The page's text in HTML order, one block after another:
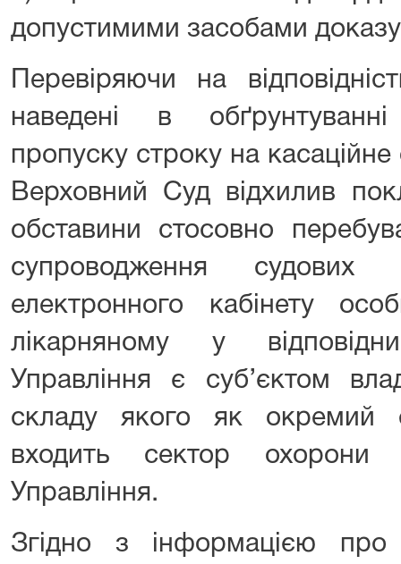
допустимими засобами
Перевіряючи на
наведені в
пропуску строку на
Верховний Суд відхилив
обставини стосовно
супроводження
електронного кабінету
лікарняному у
Управління є суб’єктом
складу якого як окремий
входить сектор охорони
Управління.
Згідно з інформацією про